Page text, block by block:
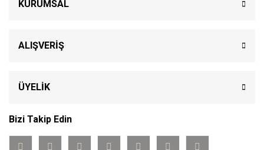
KURUMSAL
ALIŞVERİŞ
ÜYELİK
Bizi Takip Edin